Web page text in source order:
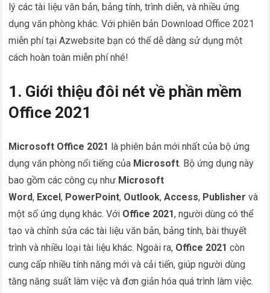
lý các tài liệu văn bản, bảng tính, trình diễn, và nhiều ứng
dụng văn phòng khác. Với phiên bản Download Office 2021
miễn phí tại Azwebsite bạn có thể dễ dàng sử dụng một
cách hoàn toàn miễn phí nhé!
1. Giới thiệu đôi nét về phần mềm
Office 2021
Microsoft Office 2021 là phiên bản mới nhất của bộ ứng
dụng văn phòng nổi tiếng của Microsoft. Bộ ứng dụng này
bao gồm các công cụ như Microsoft
Word, Excel, PowerPoint, Outlook,Access, Publishervà
một số ứng dụng khác. Với Office 2021, người dùng có thể
tạo và chỉnh sửa các tài liệu văn bản, bảng tính, bài thuyết
trình và nhiều loại tài liệu khác. Ngoài ra, Office 2021 còn
cung cấp nhiều tính năng mới và cải tiến, giúp người dùng
tăng năng suất làm việc và đơn giản hóa quá trình làm việc.